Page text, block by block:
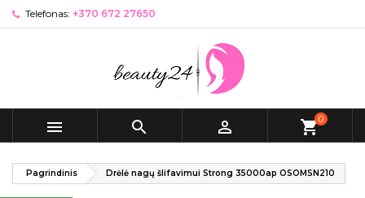
Telefonas: +370 672 27650
   shopping_cart0
Pagrindinis Drėlė nagų šlifavimui Strong 35000ap OSOMSN210